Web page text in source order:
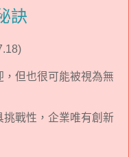
訣
但也很可能被視為無
戰性，企業唯有創新